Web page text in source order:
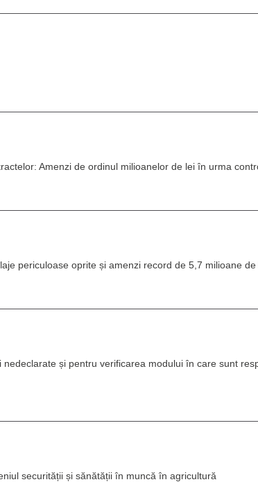
Amenzi de ordinul milioanelor de lei în urma
periculoase oprite și amenzi record de 5,7 milioane de
și pentru verificarea modului în care sunt
securității și sănătății în muncă în agricultură